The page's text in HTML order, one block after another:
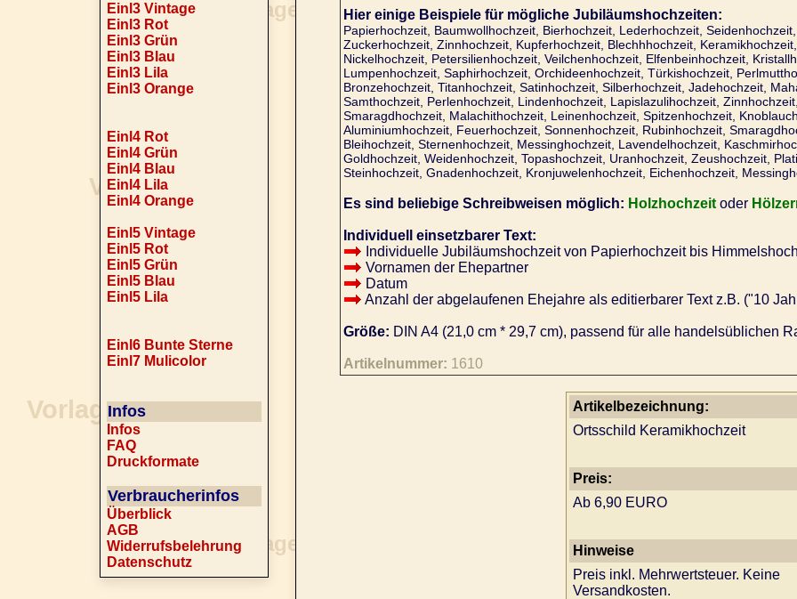
Einl3 Vintage
Einl3 Rot
Einl3 Grün
Einl3 Blau
Einl3 Lila
Einl3 Orange
Einl4 Rot
Einl4 Grün
Einl4 Blau
Einl4 Lila
Einl4 Orange
Einl5 Vintage
Einl5 Rot
Einl5 Grün
Einl5 Blau
Einl5 Lila
Einl6 Bunte Sterne
Einl7 Mulicolor
Infos
Infos
FAQ
Druckformate
Verbraucherinfos
Überblick
AGB
Widerrufsbelehrung
Datenschutz
Hier einige Beispiele für mögliche Jubiläumshochzeiten:
Papierhochzeit, Baumwollhochzeit, Bierhochzeit, Lederhochzeit,
Zuckerhochzeit, Zinnhochzeit, Kupferhochzeit, Blechhhochzeit,
Nickelhochzeit, Petersilienhochzeit, Veilchenhochzeit, Elfenbeinhochzeit,
Lumpenhochzeit, Saphirhochzeit, Orchideenhochzeit, Türkishochzeit,
Bronzehochzeit, Titanhochzeit, Satinhochzeit, Silberhochzeit, Jadehochzeit,
Samthochzeit, Perlenhochzeit, Lindenhochzeit, Lapislazulihochzeit,
Smaragdhochzeit, Malachithochzeit, Leinenhochzeit, Spitzenhochzeit,
Aluminiumhochzeit, Feuerhochzeit, Sonnenhochzeit, Rubinhochzeit,
Bleihochzeit, Sternenhochzeit, Messinghochzeit, Lavendelhochzeit,
Goldhochzeit, Weidenhochzeit, Topashochzeit, Uranhochzeit, Zeushochzeit,
Steinhochzeit, Gnadenhochzeit, Kronjuwelenhochzeit, Eichenhochzeit,
Es sind beliebige Schreibweisen möglich: Holzhochzeitoder
Individuell einsetzbarer Text:
Individuelle Jubiläumshochzeit von Papierhochzeit bis
Vornamen der Ehepartner
Datum
Anzahl der abgelaufenen Ehejahre als editierbarer Text z.B. ("10
Größe: DIN A4 (21,0 cm * 29,7 cm), passend für alle handelsüblichen
Artikelnummer: 1610
Artikelbezeichnung:
Ortsschild Keramikhochzeit
Preis:
Ab 6,90 EURO
Hinweise
Preis inkl. Mehrwertsteuer. Keine
Versandkosten.